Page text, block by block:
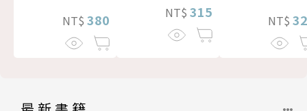
NT$ 380 NT$ 315 NT$